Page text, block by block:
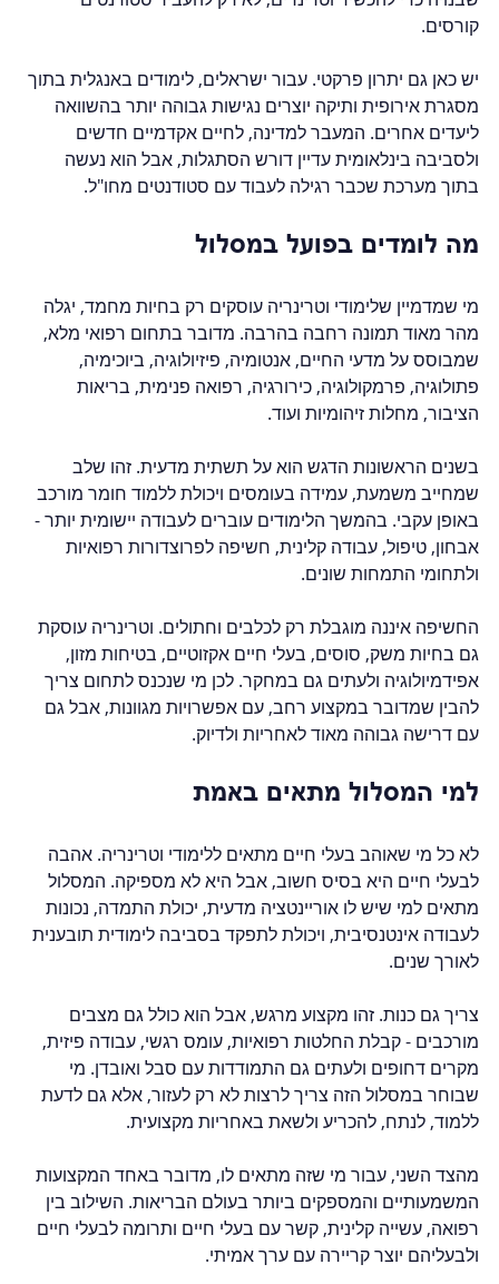
קורסים.
יש כאן גם יתרון פרקטי. עבור ישראלים, לימודים באנגלית בתוך
מסגרת אירופית ותיקה יוצרים נגישות גבוהה יותר בהשוואה
ליעדים אחרים. המעבר למדינה, לחיים אקדמיים חדשים
ולסביבה בינלאומית עדיין דורש הסתגלות, אבל הוא נעשה
בתוך מערכת שכבר רגילה לעבוד עם סטודנטים מחו"ל.
מה לומדים בפועל במסלול
מי שמדמיין שלימודי וטרינריה עוסקים רק בחיות מחמד, יגלה
מהר מאוד תמונה רחבה בהרבה. מדובר בתחום רפואי מלא,
שמבוסס על מדעי החיים, אנטומיה, פיזיולוגיה, ביוכימיה,
פתולוגיה, פרמקולוגיה, כירורגיה, רפואה פנימית, בריאות
הציבור, מחלות זיהומיות ועוד.
בשנים הראשונות הדגש הוא על תשתית מדעית. זהו שלב
שמחייב משמעת, עמידה בעומסים ויכולת ללמוד חומר מורכב
באופן עקבי. בהמשך הלימודים עוברים לעבודה יישומית יותר -
אבחון, טיפול, עבודה קלינית, חשיפה לפרוצדורות רפואיות
ולתחומי התמחות שונים.
החשיפה איננה מוגבלת רק לכלבים וחתולים. וטרינריה עוסקת
גם בחיות משק, סוסים, בעלי חיים אקזוטיים, בטיחות מזון,
אפידמיולוגיה ולעתים גם במחקר. לכן מי שנכנס לתחום צריך
להבין שמדובר במקצוע רחב, עם אפשרויות מגוונות, אבל גם
עם דרישה גבוהה מאוד לאחריות ולדיוק.
למי המסלול מתאים באמת
לא כל מי שאוהב בעלי חיים מתאים ללימודי וטרינריה. אהבה
לבעלי חיים היא בסיס חשוב, אבל היא לא מספיקה. המסלול
מתאים למי שיש לו אוריינטציה מדעית, יכולת התמדה, נכונות
לעבודה אינטנסיבית, ויכולת לתפקד בסביבה לימודית תובענית
לאורך שנים.
צריך גם כנות. זהו מקצוע מרגש, אבל הוא כולל גם מצבים
מורכבים - קבלת החלטות רפואיות, עומס רגשי, עבודה פיזית,
מקרים דחופים ולעתים גם התמודדות עם סבל ואובדן. מי
שבוחר במסלול הזה צריך לרצות לא רק לעזור, אלא גם לדעת
ללמוד, לנתח, להכריע ולשאת באחריות מקצועית.
מהצד השני, עבור מי שזה מתאים לו, מדובר באחד המקצועות
המשמעותיים והמספקים ביותר בעולם הבריאות. השילוב בין
רפואה, עשייה קלינית, קשר עם בעלי חיים ותרומה לבעלי חיים
ולבעליהם יוצר קריירה עם ערך אמיתי.